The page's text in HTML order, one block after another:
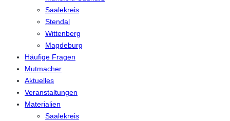
Saalekreis
Stendal
Wittenberg
Magdeburg
Häufige Fragen
Mutmacher
Aktuelles
Veranstaltungen
Materialien
Saalekreis